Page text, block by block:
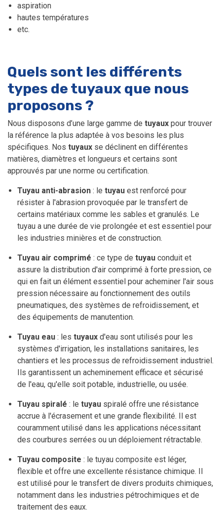
aspiration
hautes températures
etc.
Quels sont les différents
types de tuyaux que nous
proposons ?
Nous disposons d’une large gamme de tuyaux pour trouver
la référence la plus adaptée à vos besoins les plus
spécifiques. Nos tuyaux se déclinent en différentes
matières, diamètres et longueurs et certains sont
approuvés par une norme ou certification.
Tuyau anti-abrasion : le tuyau est renforcé pour
résister à l'abrasion provoquée par le transfert de
certains matériaux comme les sables et granulés. Le
tuyau a une durée de vie prolongée et est essentiel pour
les industries minières et de construction.
Tuyau air comprimé : ce type de tuyau conduit et
assure la distribution d'air comprimé à forte pression, ce
qui en fait un élément essentiel pour acheminer l'air sous
pression nécessaire au fonctionnement des outils
pneumatiques, des systèmes de refroidissement, et
des équipements de manutention.
Tuyau eau : les tuyaux d'eau sont utilisés pour les
systèmes d'irrigation, les installations sanitaires, les
chantiers et les processus de refroidissement industriel.
Ils garantissent un acheminement efficace et sécurisé
de l'eau, qu'elle soit potable, industrielle, ou usée.
Tuyau spiralé : le tuyau spiralé offre une résistance
accrue à l'écrasement et une grande flexibilité. Il est
couramment utilisé dans les applications nécessitant
des courbures serrées ou un déploiement rétractable.
Tuyau composite : le tuyau composite est léger,
flexible et offre une excellente résistance chimique. Il
est utilisé pour le transfert de divers produits chimiques,
notamment dans les industries pétrochimiques et de
traitement des eaux.